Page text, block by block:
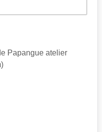
Papangue atelier